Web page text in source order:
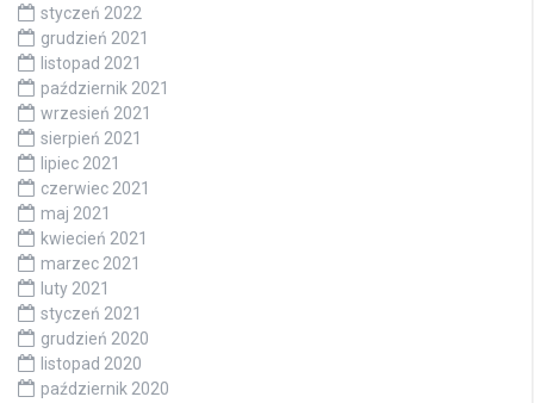
styczeń 2022
grudzień 2021
listopad 2021
październik 2021
wrzesień 2021
sierpień 2021
lipiec 2021
czerwiec 2021
maj 2021
kwiecień 2021
marzec 2021
luty 2021
styczeń 2021
grudzień 2020
listopad 2020
październik 2020